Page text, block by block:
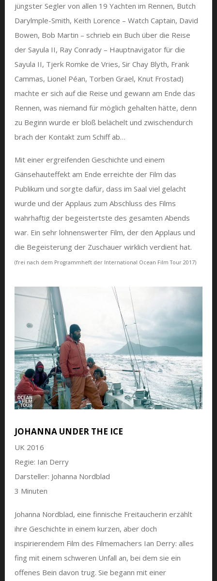
jüngster Segler von allen 19 Yachten im Rennen, Butch
Darylmple-Smith, Keith Lorence – Watch Captain, David
Bowen, Bob Martin – schrieb ein Buch über die Reise
der Sayula II, Ray Conrady – Hauptnavigator für die
Sayula II, Tjerk Romke de Vries, Sir Chay Blyth, Frank
Cammas, Lionel Péan, Torben Grael, Knut Frostad)
machte er sich auf die Reise und gewann am Ende das
Rennen, was niemand für möglich gehalten hätte, denn
zu Beginn wurde er bloß belächelt und zwischendurch
brach der Kontakt zum Schiff ab…
Mit einer ergreifenden Geschichte und einem
Gänsehauteffekt am Ende erreichte der Film das
Publikum und sorgte dafür, dass im Saal viel gelacht
wurde und der Applaus zum Abschluss des Films
wahrhaftig der begeistertste des gesamten Abends
war. Ein sehr lohnenswerter Film, der den Applaus und
die Begeisterung der Zuschauer wirklich verdient hat.
(frei nach dem Programmheft der International Ocean Film Tour 2017)
JOHANNA UNDER THE ICE
UK 2016
Regie: Ian Derry
Darsteller: Johanna Nordblad
3 Minuten
Johanna Nordblad, eine finnische Freitaucherin erzählt
ihre Geschichte in einem kurzen, aber doch
inspirierendem Film des Filmemachers Ian Derry: alles
fing mit einem schweren Unfall an, bei dem sie ein
offenes Bein davon trug. Sie begann mit einer